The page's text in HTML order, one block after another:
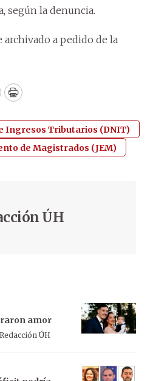
según la denuncia.
a pedido de la
Print
Ingresos Tributarios (DNIT)
de Magistrados (JEM)
ÚH
amor
Redacción ÚH